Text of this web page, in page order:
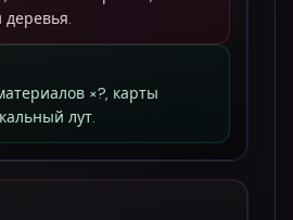
×?, карты
лут.